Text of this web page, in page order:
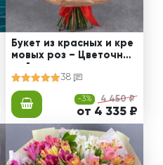
Букет из красных и кре
мовых роз – Цветочный
38
-3% 4 450 ₽
от 4 335 ₽